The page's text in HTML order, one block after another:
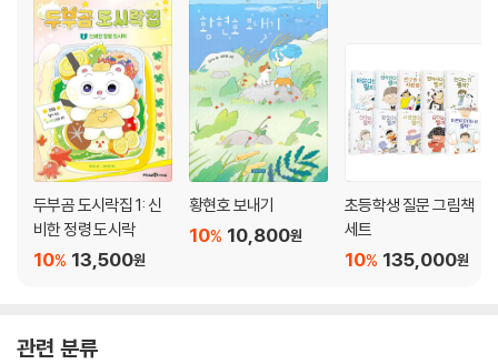
두부곰 도시락집 1: 신
비한 정령 도시락
13,500원
10%
황현호 보내기
10,800원
10%
초등학생 질문 그림책
세트
135,000원
10%
관련 분류